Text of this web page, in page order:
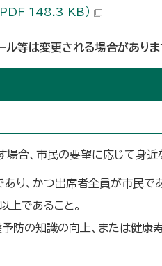
PDF 148.3 KB）
ル等は変更される場合がありま
場合、市民の要望に応じて身近
り、かつ出席者全員が市民であ
上であること。
防の知識の向上、または健康